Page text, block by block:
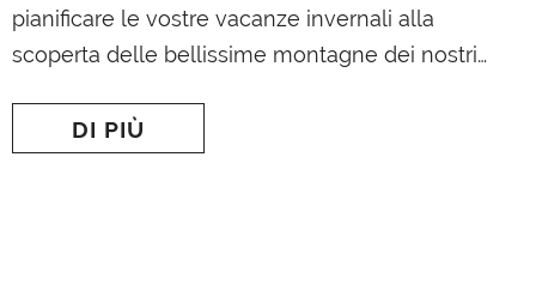
pianificare le vostre vacanze invernali alla
scoperta delle bellissime montagne dei nostri
migliori piste per slittino d'Europa in diverse
DI PIÙ